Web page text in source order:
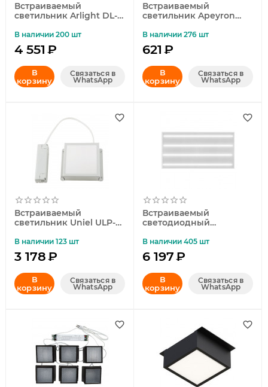
Встраиваемый
светильник Arlight DL-
Day4000 047929
В наличии 200 шт
4 551 ₽
В
корзину
Связаться в
WhatsApp
Встраиваемый
светильник Apeyron
В наличии 276 шт
621 ₽
В
корзину
Связаться в
WhatsApp
Встраиваемый
светильник Uniel ULP-
GRILYATO WHITE UL-
00011900
В наличии 123 шт
3 178₽
В
корзину
Связаться в
WhatsApp
Встраиваемый
светодиодный
00004590) Uniel ULP-
60120 72W/4000К IP40
Universal White
В наличии 405 шт
6 197₽
В
корзину
Связаться в
WhatsApp